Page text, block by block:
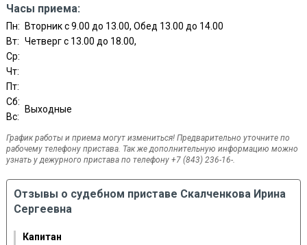
Часы приема:
Пн:
Вторник с 9.00 до 13.00, Обед 13.00 до 14.00
Вт: Четверг с 13.00 до 18.00,
Ср:
Чт:
Пт:
Сб:
Выходные
Вс:
График работы и приема могут измениться! Предварительно уточните по
рабочему телефону пристава. Так же дополнительную информацию можно
узнать у дежурного пристава по телефону +7 (843) 236-16-.
Отзывы о судебном приставе Скалченкова Ирина
Сергеевна
Капитан